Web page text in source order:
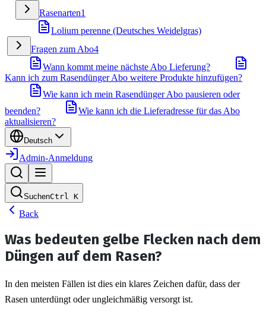
Rasenarten1
Lolium perenne (Deutsches Weidelgras)
Fragen zum Abo4
Wann kommt meine nächste Abo Lieferung?
Kann ich zum Rasendünger Abo weitere Produkte hinzufügen?
Wie kann ich mein Rasendünger Abo pausieren oder
beenden?
Wie kann ich die Lieferadresse für das Abo
aktualisieren?
Deutsch
Admin-Anmeldung
SuchenCtrl K
Back
Was bedeuten gelbe Flecken nach dem
Düngen auf dem Rasen?
In den meisten Fällen ist dies ein klares Zeichen dafür, dass der
Rasen unterdüngt oder ungleichmäßig versorgt ist.